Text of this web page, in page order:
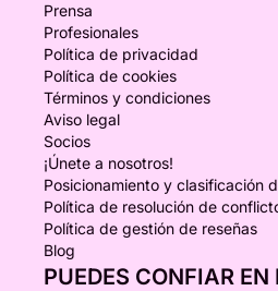
Prensa
Profesionales
Política de privacidad
Política de cookies
Términos y condiciones
Aviso legal
Socios
¡Únete a nosotros!
Posicionamiento y clasificación
Política de resolución de
Política de gestión de reseñas
Blog
PUEDES CONFIAR EN